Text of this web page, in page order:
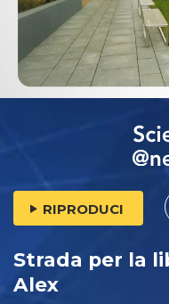
RIPRODUCI
Strada per la
Alex